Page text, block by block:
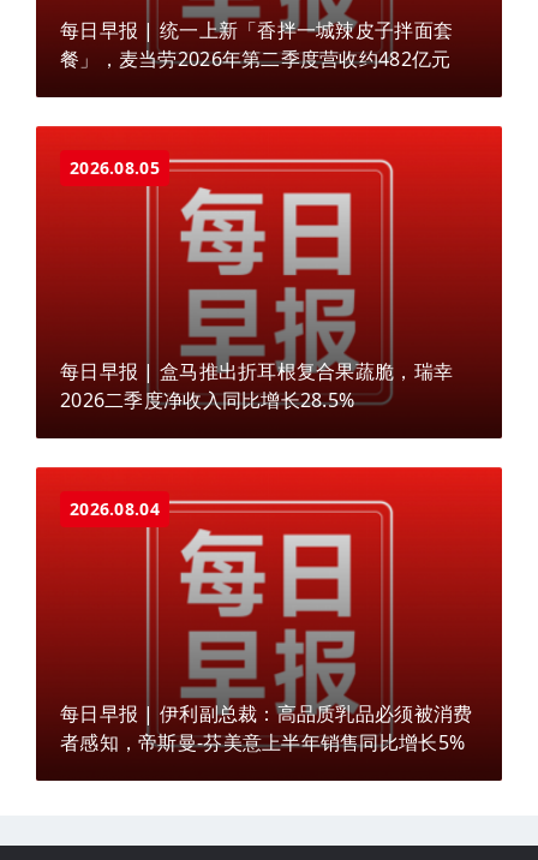
每日早报 | 统一上新「香拌一城辣皮子拌面套
餐」，麦当劳2026年第二季度营收约482亿元
2026.08.05
每日早报 | 盒马推出折耳根复合果蔬脆，瑞幸
2026二季度净收入同比增长28.5%
2026.08.04
每日早报 | 伊利副总裁：高品质乳品必须被消费
者感知，帝斯曼-芬美意上半年销售同比增长5%